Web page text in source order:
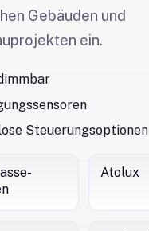
Gebäuden und
ein.
Steuerungsoptionen
Atolux